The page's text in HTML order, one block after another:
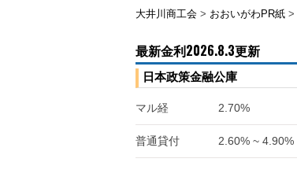
大井川商工会 > おおいがわPR紙 >
最新金利2026.8.3更新
日本政策金融公庫
マル経 2.70%
普通貸付 2.60% ~ 4.90%